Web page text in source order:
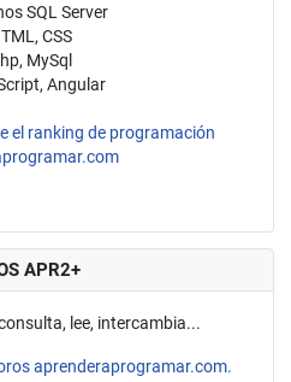
SQL Server
CSS
MySql
Angular
el ranking de programación
APR2+
lee, intercambia...
aprenderaprogramar.com.